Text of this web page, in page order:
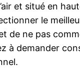
et situé en
le
de ne pas
à demander